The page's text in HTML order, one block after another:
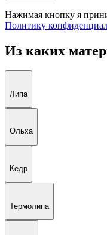
Нажимая кнопку я
Политику
Из каких
Липа
Ольха
Кедр
Термолипа